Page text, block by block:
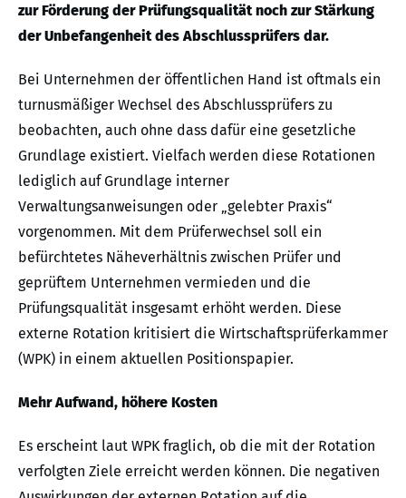
zur Förderung der Prüfungsqualität noch zur Stärkung
der Unbefangenheit des Abschlussprüfers dar.
Bei Unternehmen der öffentlichen Hand ist oftmals ein
turnusmäßiger Wechsel des Abschlussprüfers zu
beobachten, auch ohne dass dafür eine gesetzliche
Grundlage existiert. Vielfach werden diese Rotationen
lediglich auf Grundlage interner
Verwaltungsanweisungen oder „gelebter Praxis“
vorgenommen. Mit dem Prüferwechsel soll ein
befürchtetes Näheverhältnis zwischen Prüfer und
geprüftem Unternehmen vermieden und die
Prüfungsqualität insgesamt erhöht werden. Diese
externe Rotation kritisiert die Wirtschaftsprüferkammer
(WPK) in einem aktuellen Positionspapier.
Mehr Aufwand, höhere Kosten
Es erscheint laut WPK fraglich, ob die mit der Rotation
verfolgten Ziele erreicht werden können. Die negativen